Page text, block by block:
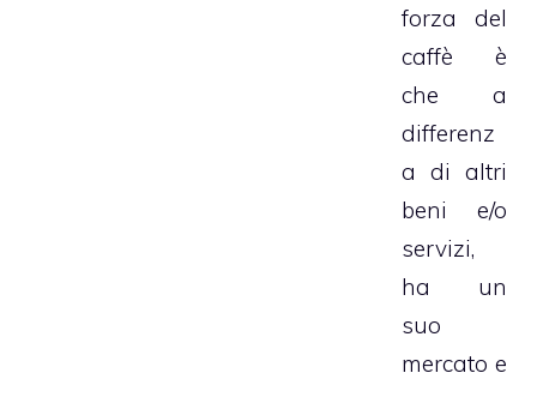
forza del
caffè è
che a
differenz
a di altri
beni e/o
servizi,
ha un
suo
mercato e